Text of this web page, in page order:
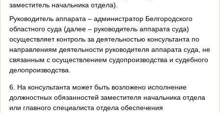
заместитель начальника отдела).
Руководитель аппарата – администратор Белгородского
областного суда (далее – руководитель аппарата суда)
осуществляет контроль за деятельностью консультанта по
направлениям деятельности руководителя аппарата суда, не
связанным с осуществлением судопроизводства и судебного
делопроизводства.
6. На консультанта может быть возложено исполнение
должностных обязанностей заместителя начальника отдела
или главного специалиста отдела обеспечения